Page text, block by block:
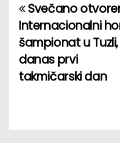
P
o
s
Svečano
Internacionalni
šampionat u Tuzli,
danas prvi
takmičarski dan